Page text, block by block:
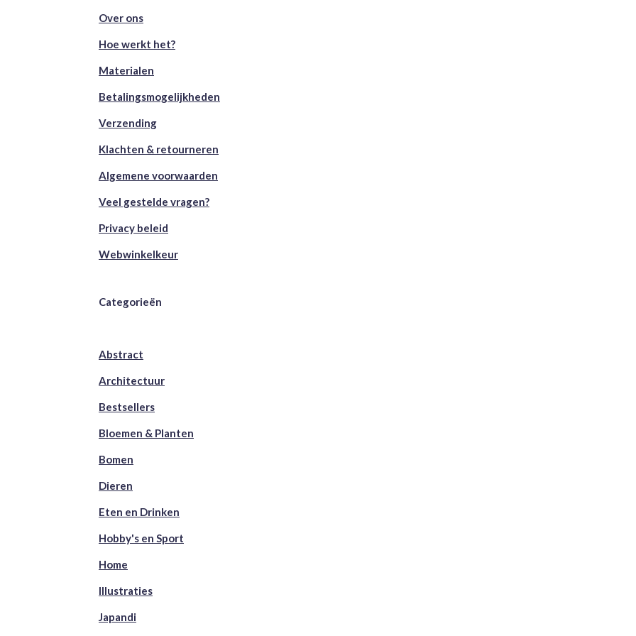
Over ons
Hoe werkt het?
Materialen
Betalingsmogelijkheden
Verzending
Klachten & retourneren
Algemene voorwaarden
Veel gestelde vragen?
Privacy beleid
Webwinkelkeur
Categorieën
Abstract
Architectuur
Bestsellers
Bloemen & Planten
Bomen
Dieren
Eten en Drinken
Hobby's en Sport
Home
Illustraties
Japandi